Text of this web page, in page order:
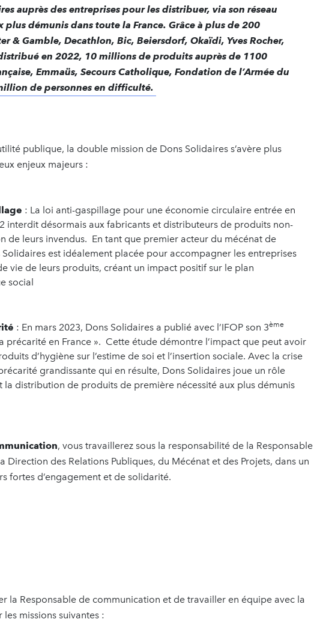
auprès des entreprises pour les distribuer, via son réseau
plus démunis dans toute la France. Grâce à plus de 200
& Gamble, Decathlon, Bic, Beiersdorf, Okaïdi, Yves Rocher,
en 2022, 10 millions de produits auprès de 1100
Emmaüs, Secours Catholique, Fondation de l’Armée du
de personnes en difficulté.
publique, la double mission de Dons Solidaires s’avère plus
enjeux majeurs :
: La loi anti-gaspillage pour une économie circulaire entrée en
interdit désormais aux fabricants et distributeurs de produits non-
de leurs invendus. En tant que premier acteur du mécénat de
est idéalement placée pour accompagner les entreprises
vie de leurs produits, créant un impact positif sur le plan
social
: En mars 2023, Dons Solidaires a publié avec l’IFOP son 3ème
précarité en France ». Cette étude démontre l’impact que peut avoir
d’hygiène sur l’estime de soi et l’insertion sociale. Avec la crise
grandissante qui en résulte, Dons Solidaires joue un rôle
la distribution de produits de première nécessité aux plus démunis
, vous travaillerez sous la responsabilité de la Responsable
Direction des Relations Publiques, du Mécénat et des Projets, dans un
fortes d’engagement et de solidarité.
la Responsable de communication et de travailler en équipe avec la
missions suivantes :